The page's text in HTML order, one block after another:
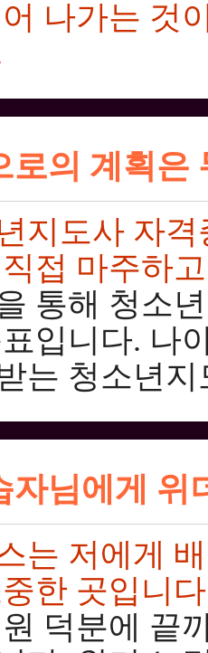
나가는 것
로의 계획은
지도사 자
접 마주하
통해 청소
입니다. 나
는 청소년
자님에게 위
는 저에게
한 곳입니
덕분에 끝